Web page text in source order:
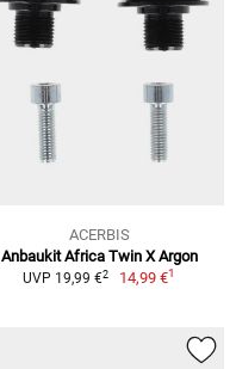
ACERBIS
Anbaukit Africa Twin X Argon
UVP 19,99 €2 14,99 €1